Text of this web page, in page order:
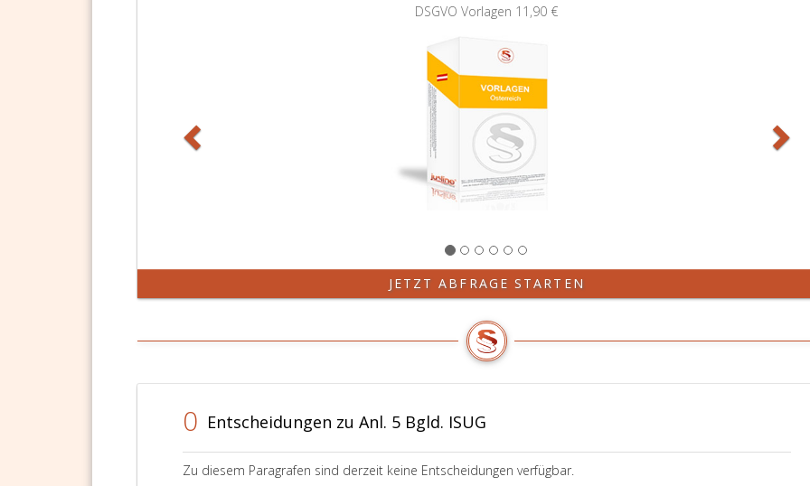
DSGVO Vorlagen 11,90 €
JETZT ABFRAGE STARTEN
0 Entscheidungen zu Anl. 5 Bgld. ISUG
Zu diesem Paragrafen sind derzeit keine Entscheidungen verfügbar.